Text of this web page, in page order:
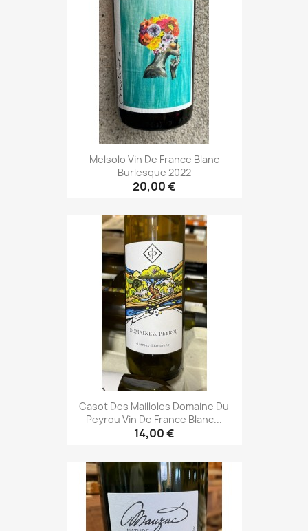
Melsolo Vin De France Blanc
Burlesque 2022
20,00 €
Casot Des Mailloles Domaine Du
Peyrou Vin De France Blanc...
14,00 €